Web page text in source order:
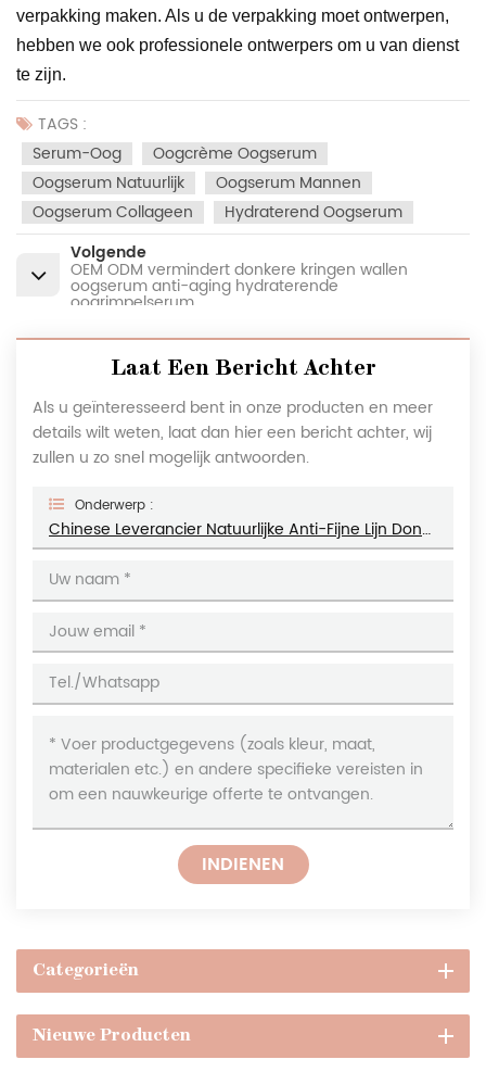
verpakking maken. Als u de verpakking moet ontwerpen,
hebben we ook professionele ontwerpers om u van dienst
te zijn.
TAGS :
Serum-Oog
Oogcrème Oogserum
Oogserum Natuurlijk
Oogserum Mannen
Oogserum Collageen
Hydraterend Oogserum
Volgende
OEM ODM vermindert donkere kringen wallen
oogserum anti-aging hydraterende
oogrimpelserum
Laat Een Bericht Achter
Als u geïnteresseerd bent in onze producten en meer
details wilt weten, laat dan hier een bericht achter, wij
zullen u zo snel mogelijk antwoorden.
Onderwerp :
Chinese Leverancier Natuurlijke Anti-Fijne Lijn Donkere Zakken Repareren Organisch Oogverhelderend Serum
INDIENEN
Categorieën
Nieuwe Producten